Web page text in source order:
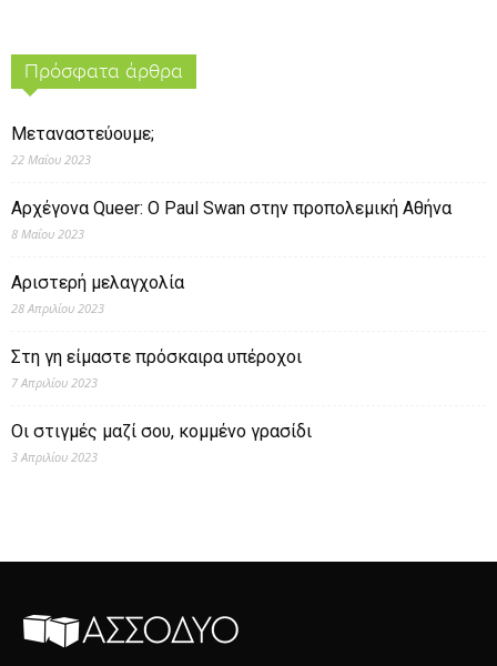
Πρόσφατα άρθρα
Μεταναστεύουμε;
22 Μαΐου 2023
Αρχέγονα Queer: O Paul Swan στην προπολεμική Αθήνα
8 Μαΐου 2023
Αριστερή μελαγχολία
28 Απριλίου 2023
Στη γη είμαστε πρόσκαιρα υπέροχοι
7 Απριλίου 2023
Οι στιγμές μαζί σου, κομμένο γρασίδι
3 Απριλίου 2023